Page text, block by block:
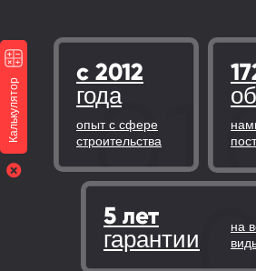
на
5 лет
гарантии
опыт с сфере
строительства
с 2012
года
Калькулятор